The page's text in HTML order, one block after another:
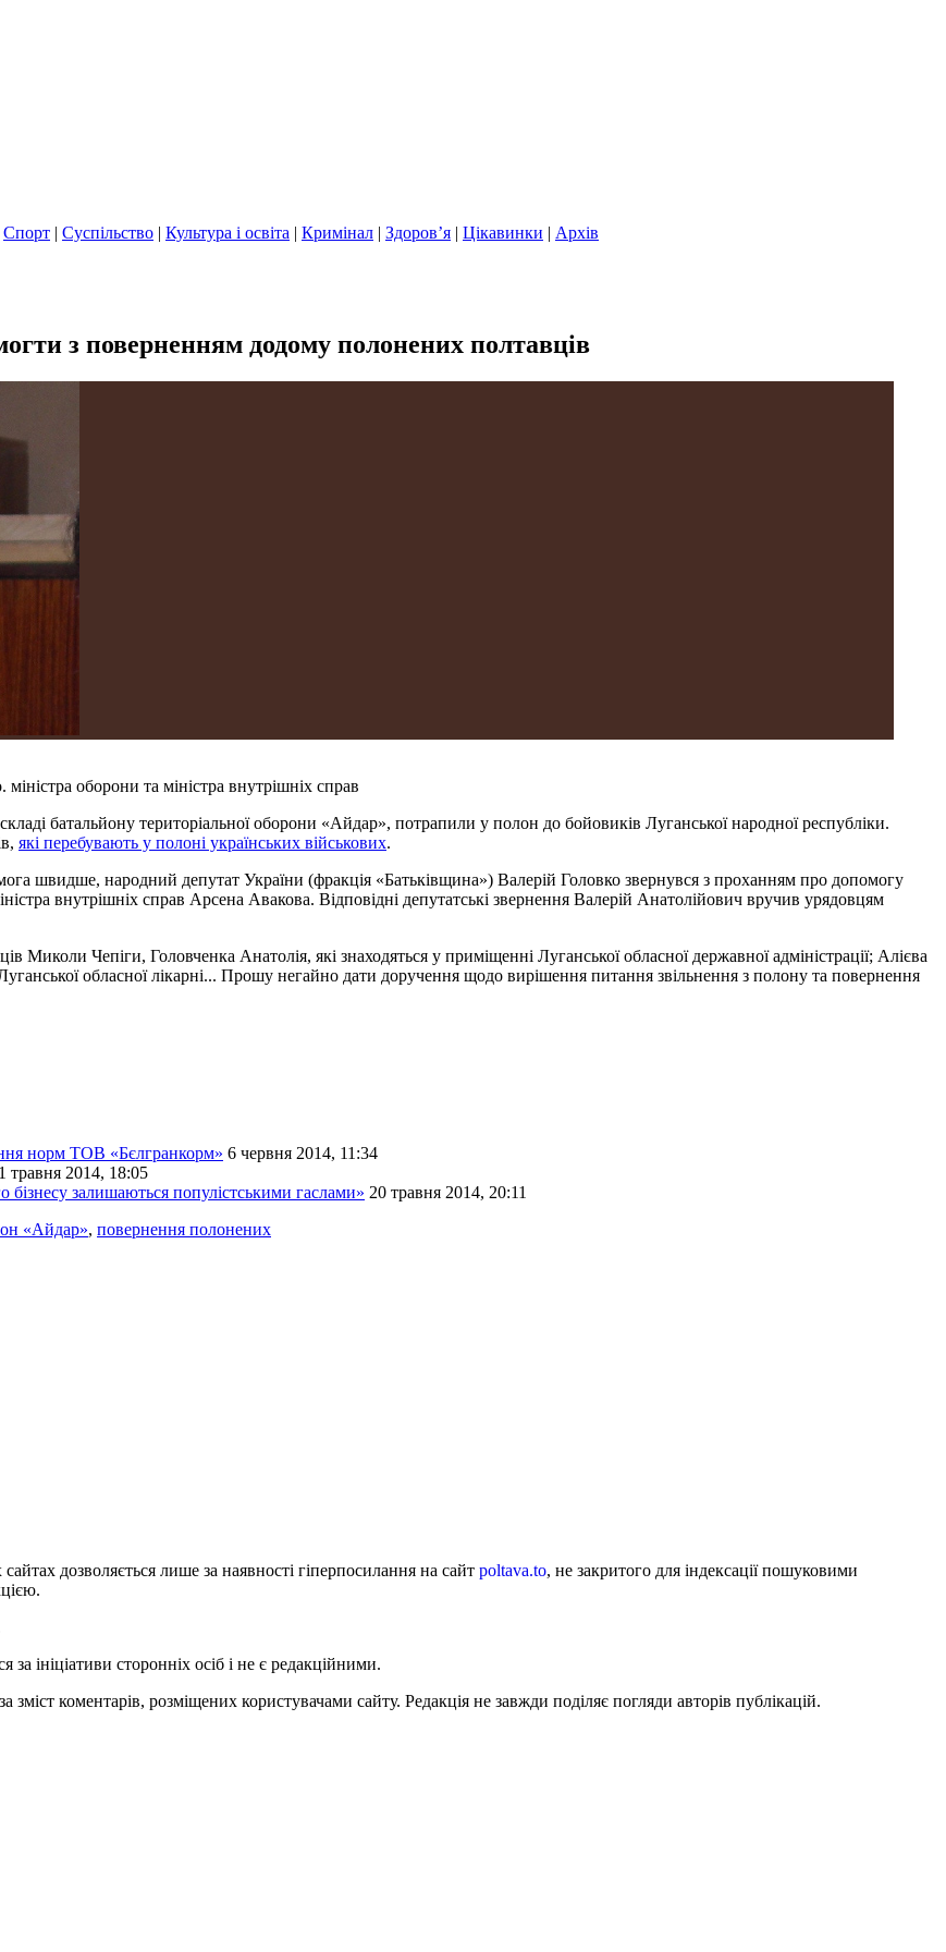
Спорт | Суспільство | Культура і освіта | Кримінал | Здоров’я | Цікавинки | Архів
з поверненням додому полонених полтавців
оборони та міністра внутрішніх справ
батальйону територіальної оборони «Айдар», потрапили у полон до бойовиків Луганської народної республіки.
які перебувають у полоні українських військових.
швидше, народний депутат України (фракція «Батьківщина») Валерій Головко звернувся з проханням про допомогу
внутрішніх справ Арсена Авакова. Відповідні депутатські звернення Валерій Анатолійович вручив урядовцям
Чепіги, Головченка Анатолія, які знаходяться у приміщенні Луганської обласної державної адміністрації; Алієва
обласної лікарні... Прошу негайно дати доручення щодо вирішення питання звільнення з полону та повернення
норм ТОВ «Бєлгранкорм» 6 червня 2014, 11:34
травня 2014, 18:05
залишаються популістськими гаслами» 20 травня 2014, 20:11
«Айдар», повернення полонених
дозволяється лише за наявності гіперпосилання на сайт poltava.to, не закритого для індексації пошуковими
ініціативи сторонніх осіб і не є редакційними.
коментарів, розміщених користувачами сайту. Редакція не завжди поділяє погляди авторів публікацій.